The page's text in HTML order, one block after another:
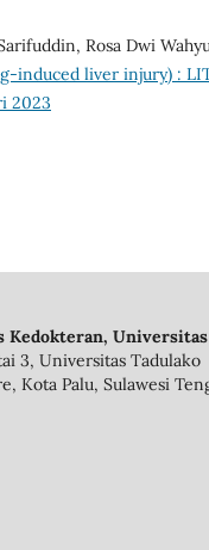
Rosa Dwi
induced liver injury) :
2023
Kedokteran,
3, Universitas Tadulako
Kota Palu, Sulawesi